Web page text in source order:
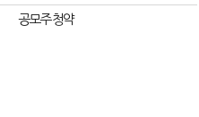
공모주 청약